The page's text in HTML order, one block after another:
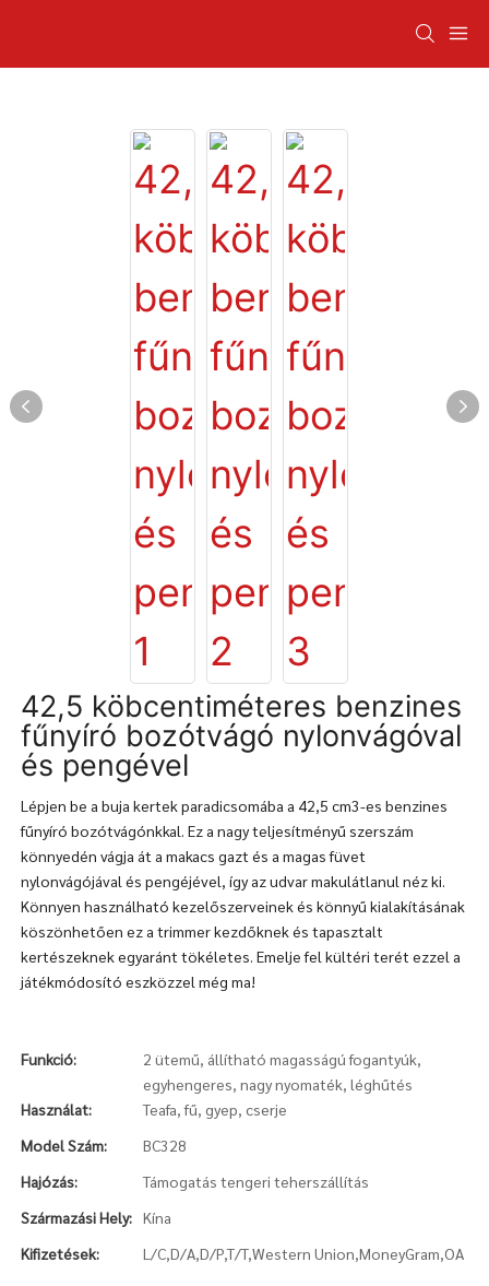
42,5 köbcentiméteres benzines
fűnyíró bozótvágó nylonvágóval
és pengével
Lépjen be a buja kertek paradicsomába a 42,5 cm3-es benzines
fűnyíró bozótvágónkkal. Ez a nagy teljesítményű szerszám
könnyedén vágja át a makacs gazt és a magas füvet
nylonvágójával és pengéjével, így az udvar makulátlanul néz ki.
Könnyen használható kezelőszerveinek és könnyű kialakításának
köszönhetően ez a trimmer kezdőknek és tapasztalt
kertészeknek egyaránt tökéletes. Emelje fel kültéri terét ezzel a
játékmódosító eszközzel még ma!
Funkció:
2 ütemű, állítható magasságú fogantyúk,
egyhengeres, nagy nyomaték, léghűtés
Használat:
Teafa, fű, gyep, cserje
Model Szám:
BC328
Hajózás:
Támogatás tengeri teherszállítás
Származási Hely: Kína
Kifizetések:
L/C,D/A,D/P,T/T,Western Union,MoneyGram,OA